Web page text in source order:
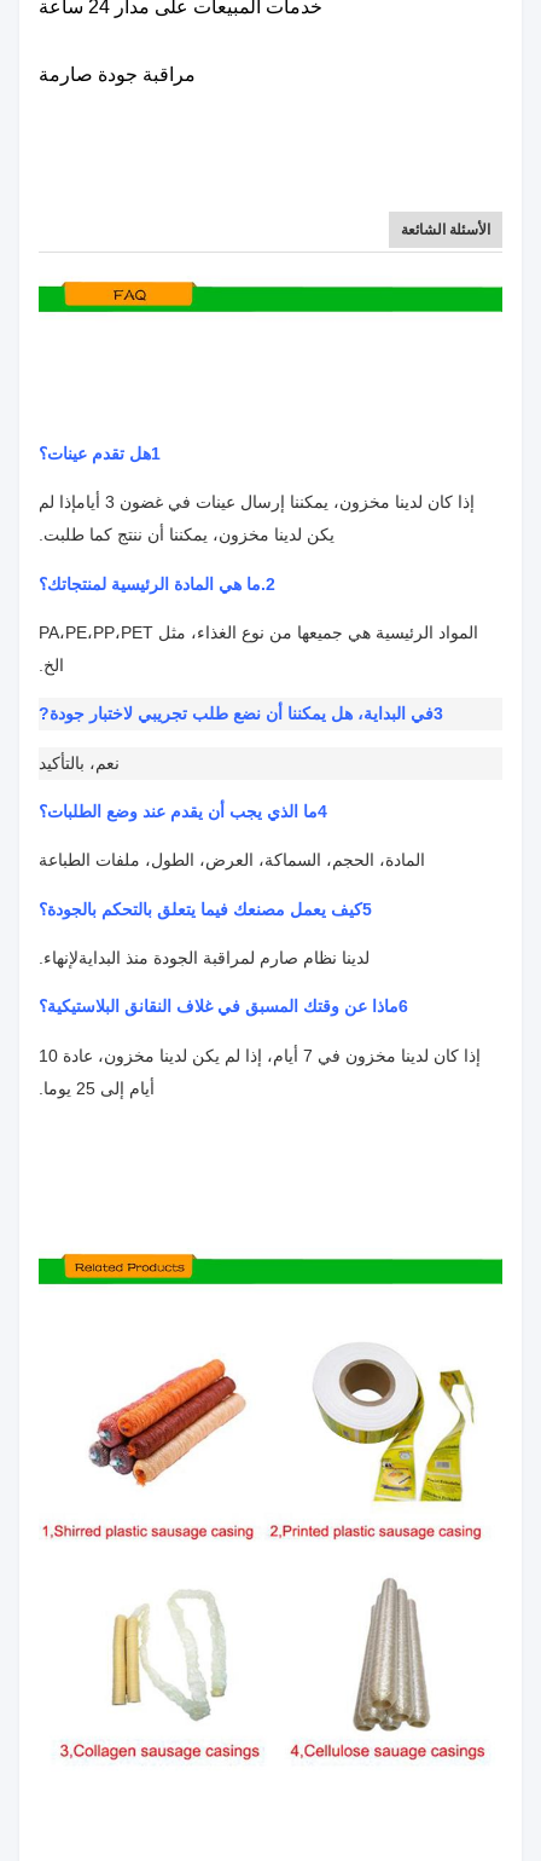
خدمات المبيعات على مدار 24 ساعة
مراقبة جودة صارمة
الأسئلة الشائعة
1هل تقدم عينات؟
إذا كان لدينا مخزون، يمكننا إرسال عينات في غضون 3 أيام
إذا لم
يكن لدينا مخزون، يمكننا أن ننتج كما طلبت.
2. ما هي المادة الرئيسية لمنتجاتك؟
المواد الرئيسية هي جميعها من نوع الغذاء، مثل PA،PE،PP،PET
الخ.
3في البداية، هل يمكننا أن نضع طلب تجريبي لاختبار جودة ?
نعم، بالتأكيد
4ما الذي يجب أن يقدم عند وضع الطلبات؟
المادة، الحجم، السماكة، العرض، الطول، ملفات الطباعة
5كيف يعمل مصنعك فيما يتعلق بالتحكم بالجودة؟
لدينا نظام صارم لمراقبة الجودة منذ البدايةلإنهاء.
6ماذا عن وقتك المسبق في غلاف النقانق البلاستيكية؟
إذا كان لدينا مخزون في 7 أيام، إذا لم يكن لدينا مخزون، عادة 10
أيام إلى 25 يوما.